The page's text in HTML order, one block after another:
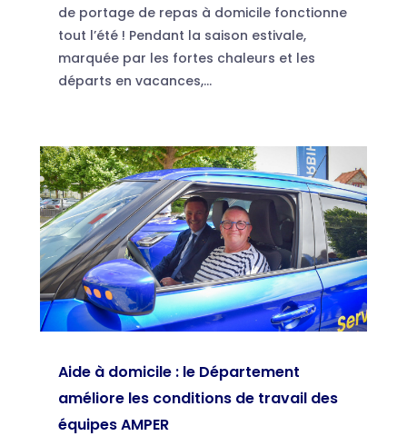
de portage de repas à domicile fonctionne
tout l’été ! Pendant la saison estivale,
marquée par les fortes chaleurs et les
départs en vacances,...
Aide à domicile : le Département
améliore les conditions de travail des
équipes AMPER